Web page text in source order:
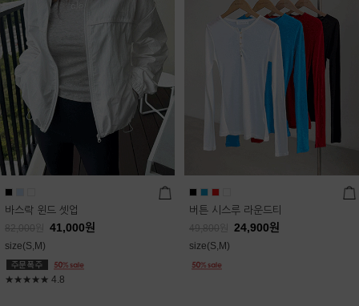
바스락 윈드 셋업
82,000 41,000원
size(S,M)
★★★★★ 4.8
버튼 시스루 라운드티
49,800 24,900원
size(S,M)